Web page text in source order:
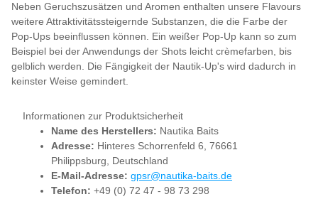
Neben Geruchszusätzen und Aromen enthalten unsere Flavours
weitere Attraktivitätssteigernde Substanzen, die die Farbe der
Pop-Ups beeinflussen können. Ein weißer Pop-Up kann so zum
Beispiel bei der Anwendungs der Shots leicht crèmefarben, bis
gelblich werden. Die Fängigkeit der Nautik-Up's wird dadurch in
keinster Weise gemindert.
Informationen zur Produktsicherheit
Name des Herstellers: Nautika Baits
Adresse: Hinteres Schorrenfeld 6, 76661
Philippsburg, Deutschland
E-Mail-Adresse: gpsr@nautika-baits.de
Telefon: +49 (0) 72 47 - 98 73 298